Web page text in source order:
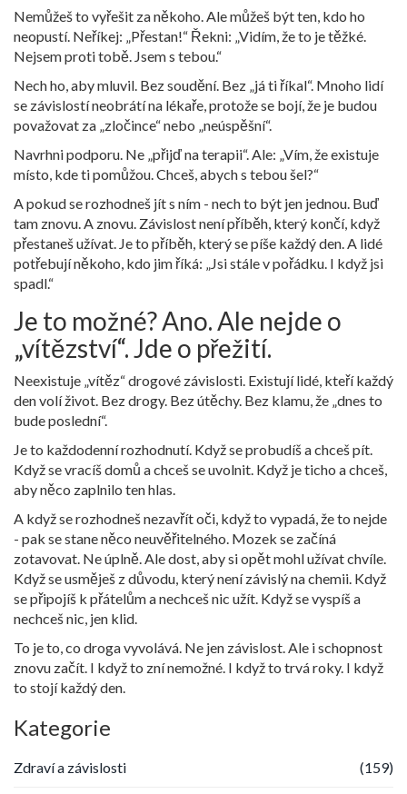
Nemůžeš to vyřešit za někoho. Ale můžeš být ten, kdo ho
neopustí. Neříkej: „Přestan!“ Řekni: „Vidím, že to je těžké.
Nejsem proti tobě. Jsem s tebou.“
Nech ho, aby mluvil. Bez soudění. Bez „já ti říkal“. Mnoho lidí
se závislostí neobrátí na lékaře, protože se bojí, že je budou
považovat za „zločince“ nebo „neúspěšní“.
Navrhni podporu. Ne „přijď na terapii“. Ale: „Vím, že existuje
místo, kde ti pomůžou. Chceš, abych s tebou šel?“
A pokud se rozhodneš jít s ním - nech to být jen jednou. Buď
tam znovu. A znovu. Závislost není příběh, který končí, když
přestaneš užívat. Je to příběh, který se píše každý den. A lidé
potřebují někoho, kdo jim říká: „Jsi stále v pořádku. I když jsi
spadl.“
Je to možné? Ano. Ale nejde o
„vítězství“. Jde o přežití.
Neexistuje „vítěz“ drogové závislosti. Existují lidé, kteří každý
den volí život. Bez drogy. Bez útěchy. Bez klamu, že „dnes to
bude poslední“.
Je to každodenní rozhodnutí. Když se probudíš a chceš pít.
Když se vracíš domů a chceš se uvolnit. Když je ticho a chceš,
aby něco zaplnilo ten hlas.
A když se rozhodneš nezavřít oči, když to vypadá, že to nejde
- pak se stane něco neuvěřitelného. Mozek se začíná
zotavovat. Ne úplně. Ale dost, aby si opět mohl užívat chvíle.
Když se usměješ z důvodu, který není závislý na chemii. Když
se připojíš k přátelům a nechceš nic užít. Když se vyspíš a
nechceš nic, jen klid.
To je to, co droga vyvolává. Ne jen závislost. Ale i schopnost
znovu začít. I když to zní nemožné. I když to trvá roky. I když
to stojí každý den.
Kategorie
Zdraví a závislosti (159)